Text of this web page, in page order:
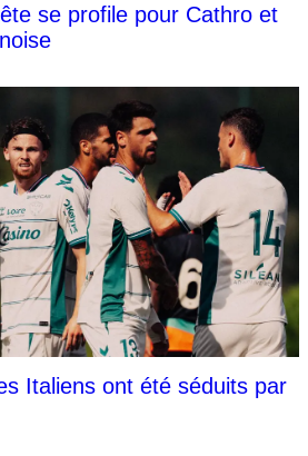
se profile pour Cathro et
Italiens ont été séduits par